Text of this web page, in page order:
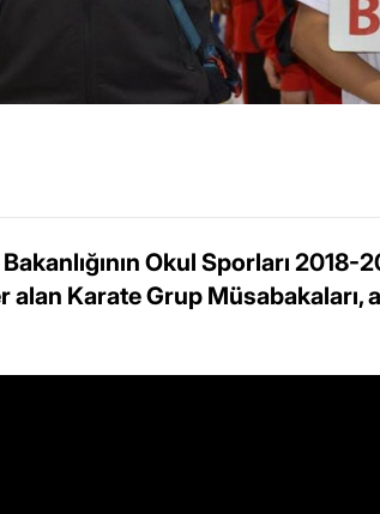
Okul Sporları
alan Karate Grup Müsabakaları,